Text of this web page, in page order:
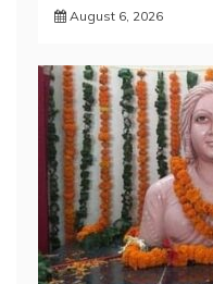
August 6, 2026